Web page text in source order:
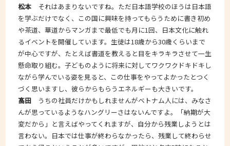
松本 それはあまりないですね。ただ日本語学校のほうは日本語
を学ぶだけでなく、この国に興味を持ってもらうために書き初め
や茶道、華道からマンガまで最低でも月に1回、日本文化に触れ
るイベントを開催しています。生徒は18歳から30歳くらいまで
が中心ですが、たとえば書道を教えると目をキラキラさせて一生
懸命取り組む。子どものように将来に対してワクワクドキドキし
ながら学んでいる姿を見ると、この仕事をやってよかったとつく
づく思いますし、彼らからもらうエネルギーも大きいです。
髙田 うちの社員だけかもしれませんがベトナム人には、みなさ
んが思っているようなハングリーさはないんですよ。「納期が大
変だから」と言えばやってくれますが、自分から残業しようとは
言わない。日本では仕事が終わらなかったら、残業して終わらせ